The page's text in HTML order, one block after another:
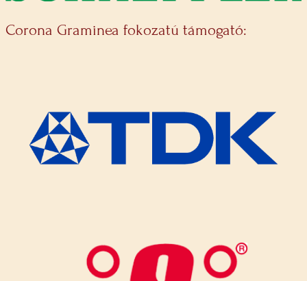
Corona Graminea fokozatú támogató: